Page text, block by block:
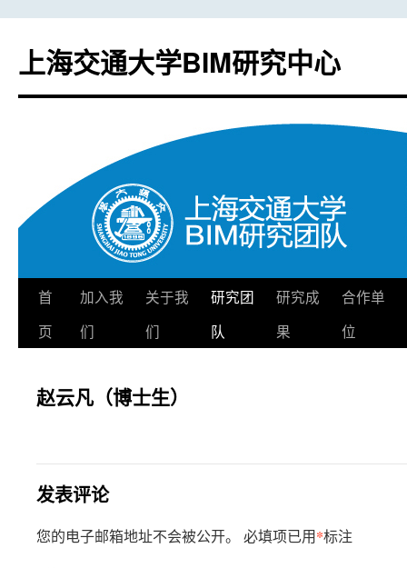
上海交通大学BIM研究中心
跳
至
文
首
页
加入我
们
关于我
们
研究团
队
研究成
果
合作单
位
赵云凡（博士生）
发表评论
您的电子邮箱地址不会被公开。 必填项已用*标注